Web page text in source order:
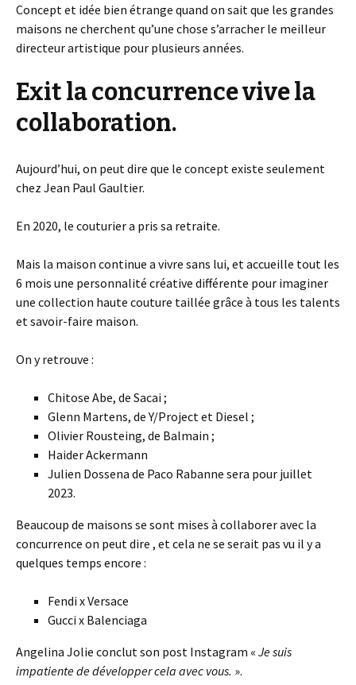
Concept et idée bien étrange quand on sait que les grandes
maisons ne cherchent qu’une chose s’arracher le meilleur
directeur artistique pour plusieurs années.
Exit la concurrence vive la
collaboration.
Aujourd’hui, on peut dire que le concept existe seulement
chez Jean Paul Gaultier.
En 2020, le couturier a pris sa retraite.
Mais la maison continue a vivre sans lui, et accueille tout les
6 mois une personnalité créative différente pour imaginer
une collection haute couture taillée grâce à tous les talents
et savoir-faire maison.
On y retrouve :
Chitose Abe, de Sacai ;
Glenn Martens, de Y/Project et Diesel ;
Olivier Rousteing, de Balmain ;
Haider Ackermann
Julien Dossena de Paco Rabanne sera pour juillet
2023.
Beaucoup de maisons se sont mises à collaborer avec la
concurrence on peut dire , et cela ne se serait pas vu il y a
quelques temps encore :
Fendi x Versace
Gucci x Balenciaga
Angelina Jolie conclut son post Instagram « Je suis
impatiente de développer cela avec vous. ».